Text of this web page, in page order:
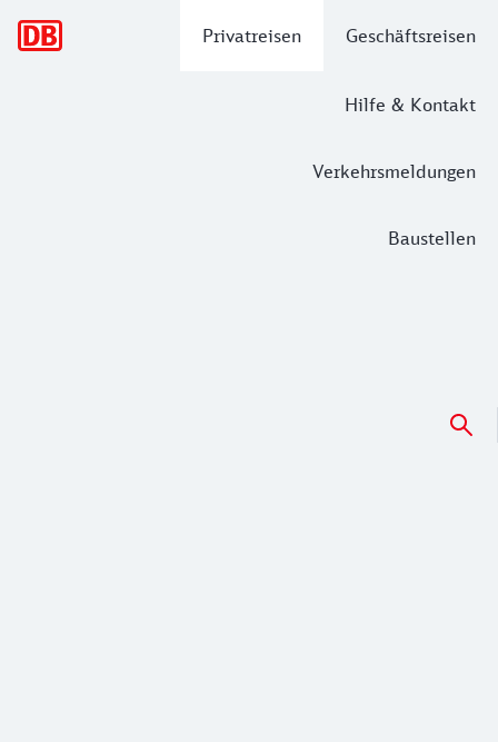
Privatreisen Geschäftsreisen
Hilfe & Kontakt
Verkehrsmeldungen
Baustellen